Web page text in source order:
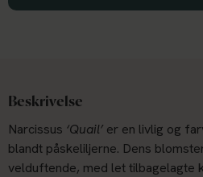
Beskrivelse
Narcissus ‘Quail’ er en livlig og
blandt påskeliljerne. Dens
velduftende, med let tilbagelagte